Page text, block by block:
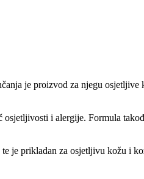
je proizvod za njegu
i alergije. Formula
je prikladan za osjetljivu kožu i